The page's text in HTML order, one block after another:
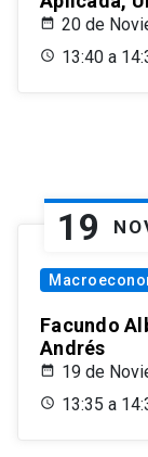
20 de
13:40 a
19
Facundo
Andrés
19 de
13:35 a